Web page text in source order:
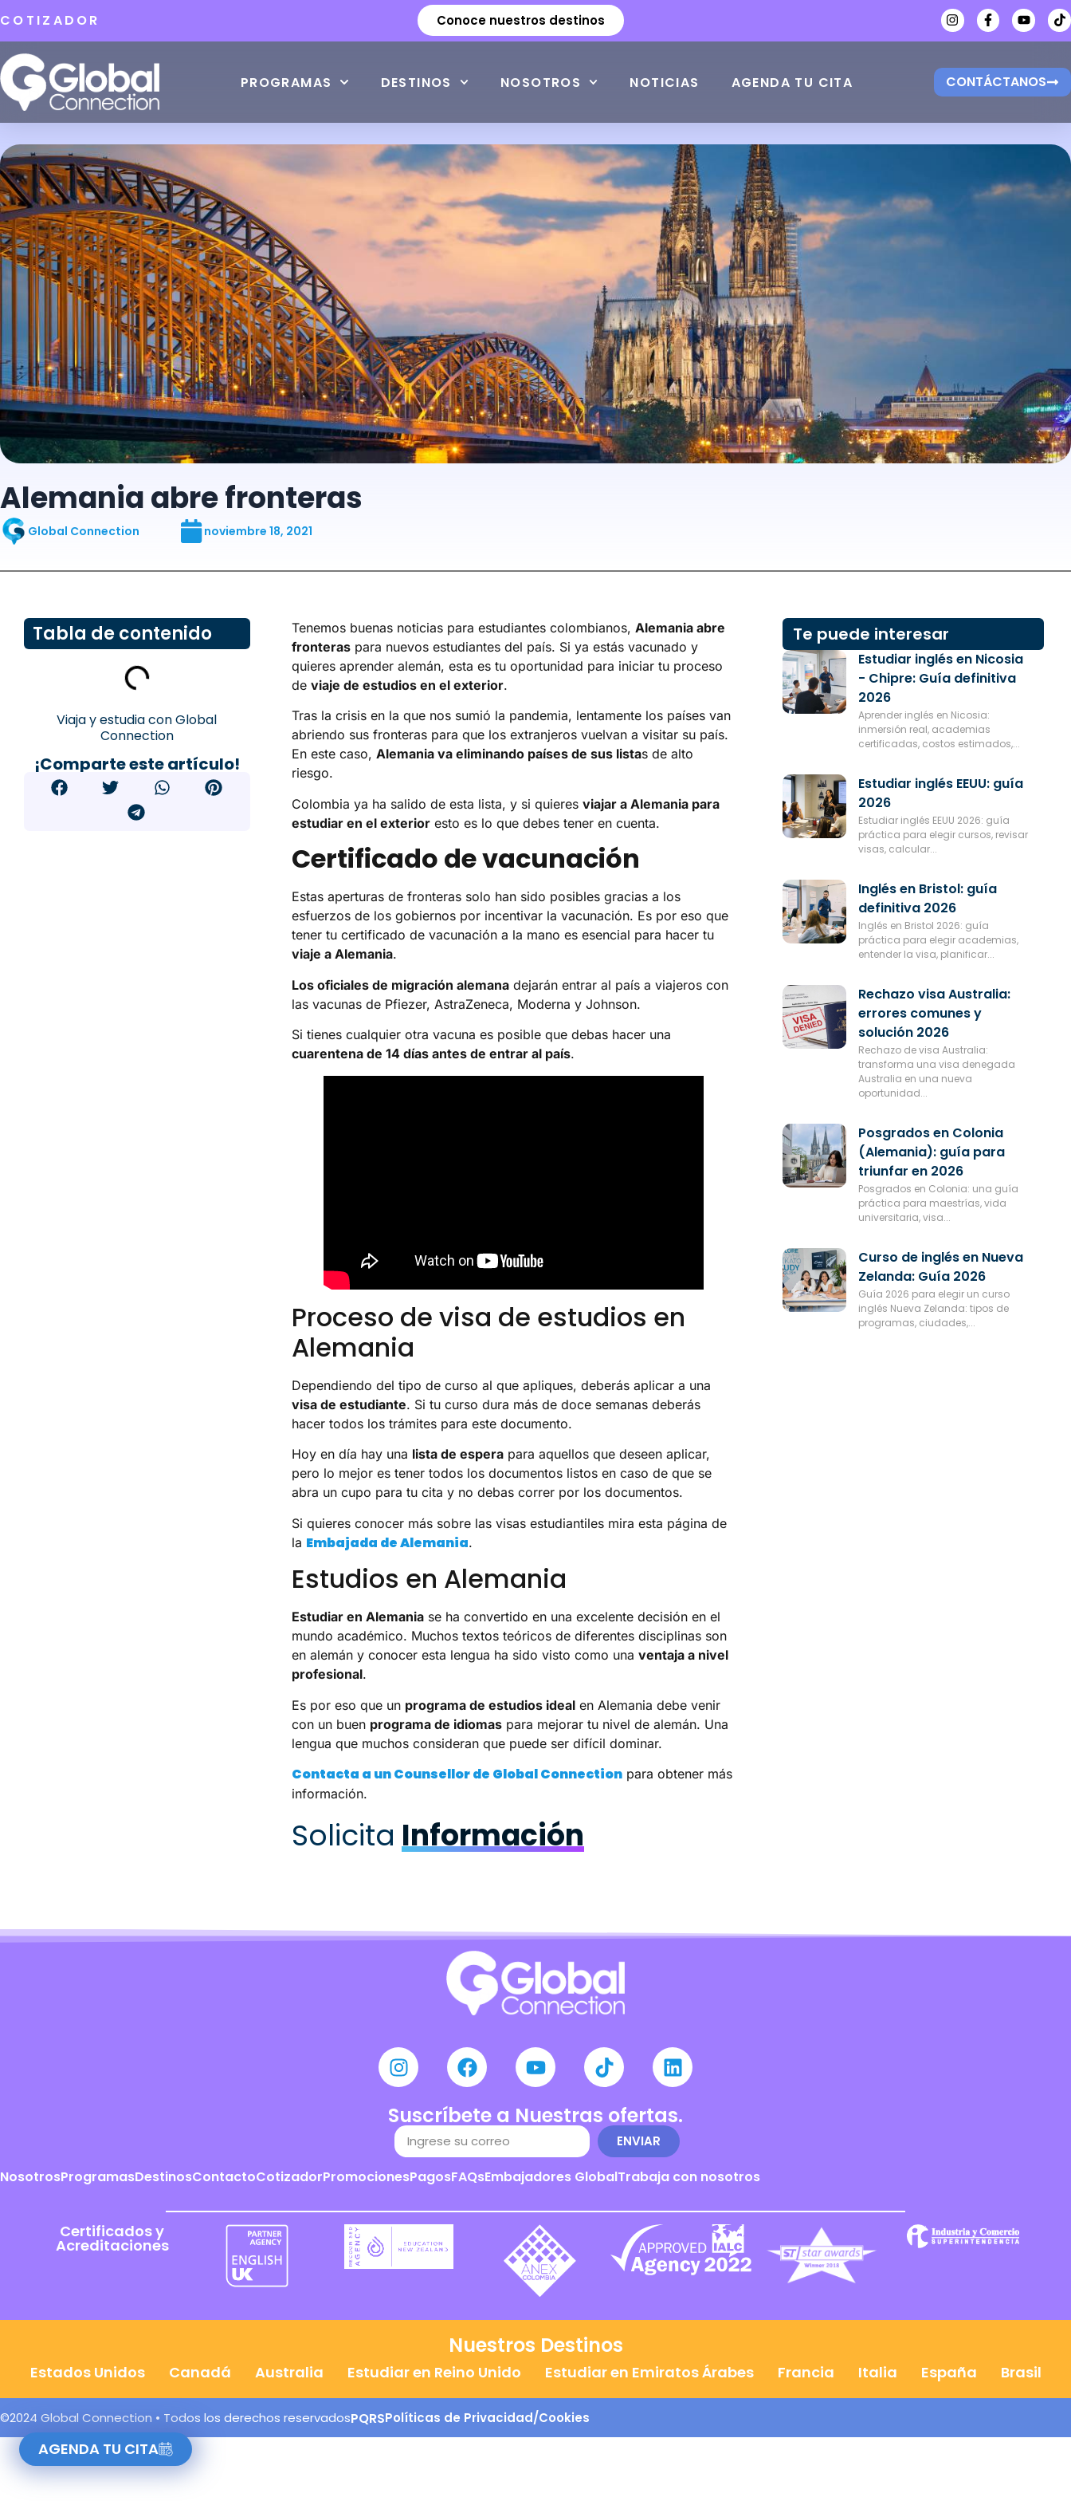
COTIZADOR Conoce nuestros destinos
PROGRAMAS DESTINOS NOSOTROS NOTICIAS AGENDA TU CITA CONTÁCTANOS
Alemania abre fronteras
Global Connection noviembre 18, 2021
Tabla de contenido
Viaja y estudia con Global
Connection
¡Comparte este artículo!
Tenemos buenas noticias para estudiantes colombianos, Alemania abre
fronteraspara nuevos estudiantes del país. Si ya estás vacunado y
quieres aprender alemán, esta es tu oportunidad para iniciar tu proceso
de viaje de estudios en el exterior.
Tras la crisis en la que nos sumió la pandemia, lentamente los países van
abriendo sus fronteras para que los extranjeros vuelvan a visitar su país.
En este caso, Alemania va eliminando países de sus listas de alto
riesgo.
Colombia ya ha salido de esta lista, y si quieres viajar a Alemania para
estudiar en el exterioresto es lo que debes tener en cuenta.
Certificado de vacunación
Estas aperturas de fronteras solo han sido posibles gracias a los
esfuerzos de los gobiernos por incentivar la vacunación. Es por eso que
tener tu certificado de vacunación a la mano es esencial para hacer tu
viaje a Alemania.
Los oficiales de migración alemanadejarán entrar al país a viajeros con
las vacunas de Pfiezer, AstraZeneca, Moderna y Johnson.
Si tienes cualquier otra vacuna es posible que debas hacer una
cuarentena de 14 días antes de entrar al país.
Proceso de visa de estudios en
Alemania
Dependiendo del tipo de curso al que apliques, deberás aplicar a una
visa de estudiante. Si tu curso dura más de doce semanas deberás
hacer todos los trámites para este documento.
Hoy en día hay una lista de esperapara aquellos que deseen aplicar,
pero lo mejor es tener todos los documentos listos en caso de que se
abra un cupo para tu cita y no debas correr por los documentos.
Si quieres conocer más sobre las visas estudiantiles mira esta página de
la Embajada de Alemania.
Estudios en Alemania
Estudiar en Alemaniase ha convertido en una excelente decisión en el
mundo académico. Muchos textos teóricos de diferentes disciplinas son
en alemán y conocer esta lengua ha sido visto como una ventaja a nivel
profesional.
Es por eso que un programa de estudios idealen Alemania debe venir
con un buen programa de idiomaspara mejorar tu nivel de alemán. Una
lengua que muchos consideran que puede ser difícil dominar.
Contacta a un Counsellor de Global Connectionpara obtener más
información.
Solicita Información
Te puede interesar
Estudiar inglés en Nicosia
- Chipre: Guía definitiva
2026
Aprender inglés en Nicosia:
inmersión real, academias
certificadas, costos estimados,...
Estudiar inglés EEUU: guía
2026
Estudiar inglés EEUU 2026: guía
práctica para elegir cursos, revisar
visas, calcular...
Inglés en Bristol: guía
definitiva 2026
Inglés en Bristol 2026: guía
práctica para elegir academias,
entender la visa, planificar...
Rechazo visa Australia:
errores comunes y
solución 2026
Rechazo de visa Australia:
transforma una visa denegada
Australia en una nueva
oportunidad...
Posgrados en Colonia
(Alemania): guía para
triunfar en 2026
Posgrados en Colonia: una guía
práctica para maestrías, vida
universitaria, visa...
Curso de inglés en Nueva
Zelanda: Guía 2026
Guía 2026 para elegir un curso
inglés Nueva Zelanda: tipos de
programas, ciudades,...
AGENDA TU CITA
Suscríbete a Nuestras ofertas.
ENVIAR
NosotrosProgramasDestinosContactoCotizadorPromocionesPagosFAQsEmbajadores GlobalTrabaja con nosotros
Certificados y
Acreditaciones
Nuestros Destinos
Estados Unidos Canadá Australia Estudiar en Reino Unido Estudiar en Emiratos Árabes Francia Italia España Brasil
©2024 Global Connection • Todos los derechos reservadosPQRSPolíticas de Privacidad/Cookies